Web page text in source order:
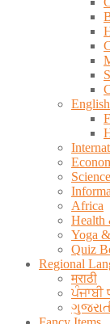
Science
Africa
Health
Yoga
Quiz
Regional
मराठी
ਪੰਜਾਬੀ